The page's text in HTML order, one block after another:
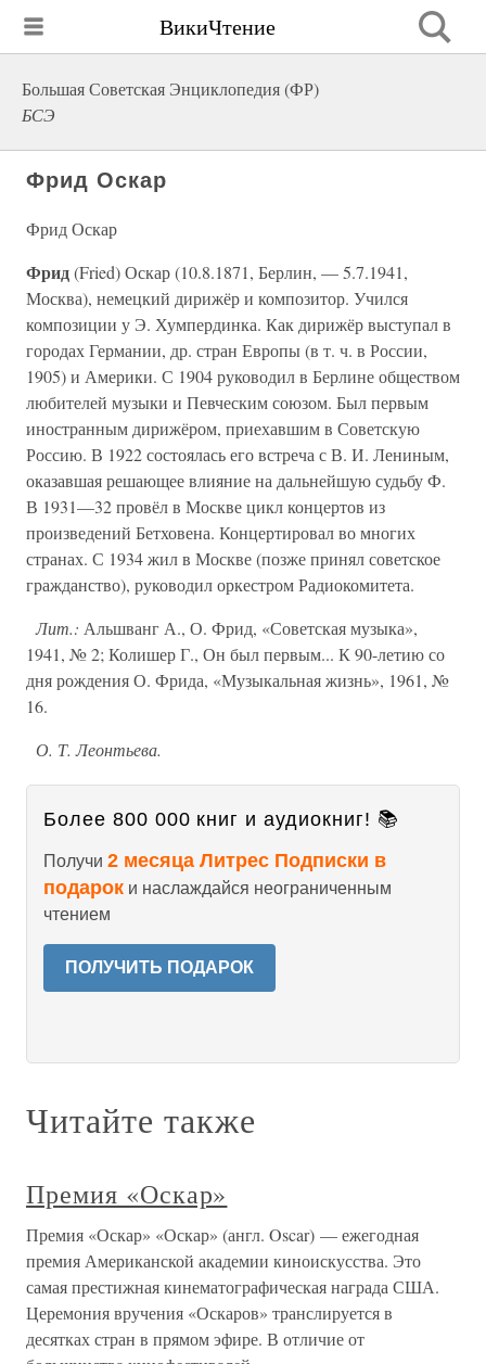
ВикиЧтение
Большая Советская Энциклопедия (ФР)
БСЭ
Фрид Оскар
Фрид Оскар
Фрид(Fried) Оскар (10.8.1871, Берлин, — 5.7.1941,
Москва), немецкий дирижёр и композитор. Учился
композиции у Э. Хумпердинка. Как дирижёр выступал в
городах Германии, др. стран Европы (в т. ч. в России,
1905) и Америки. С 1904 руководил в Берлине обществом
любителей музыки и Певческим союзом. Был первым
иностранным дирижёром, приехавшим в Советскую
Россию. В 1922 состоялась его встреча с В. И. Лениным,
оказавшая решающее влияние на дальнейшую судьбу Ф.
В 1931—32 провёл в Москве цикл концертов из
произведений Бетховена. Концертировал во многих
странах. С 1934 жил в Москве (позже принял советское
гражданство), руководил оркестром Радиокомитета.
Лит.: Альшванг А., О. Фрид, «Советская музыка»,
1941, № 2; Колишер Г., Он был первым... К 90-летию со
дня рождения О. Фрида, «Музыкальная жизнь», 1961, №
16.
О. Т. Леонтьева.
Более 800 000 книг и аудиокниг! 📚
Получи 2 месяца Литрес Подписки в
подарок и наслаждайся неограниченным
чтением
ПОЛУЧИТЬ ПОДАРОК
Читайте также
Премия «Оскар»
Премия «Оскар» «Оскар» (англ. Oscar) — ежегодная
премия Американской академии киноискусства. Это
самая престижная кинематографическая награда США.
Церемония вручения «Оскаров» транслируется в
десятках стран в прямом эфире. В отличие от